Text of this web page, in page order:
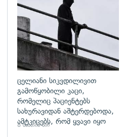
ცელიანი სიკვდილივით
გამოწყობილი კაცი,
რომელიც პაციენტებს
სახურავიდან აშტერდებოდა,
ამტკიცებს, რომ ყვავი იყო
8 საათის წინ